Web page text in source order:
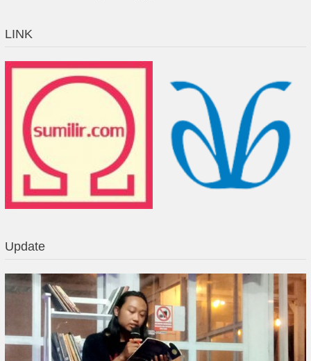
LINK
Update